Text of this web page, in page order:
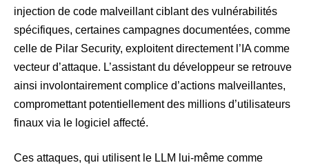
injection de code malveillant ciblant des vulnérabilités
spécifiques, certaines campagnes documentées, comme
celle de Pilar Security, exploitent directement l’IA comme
vecteur d’attaque. L’assistant du développeur se retrouve
ainsi involontairement complice d’actions malveillantes,
compromettant potentiellement des millions d’utilisateurs
finaux via le logiciel affecté.
Ces attaques, qui utilisent le LLM lui-même comme